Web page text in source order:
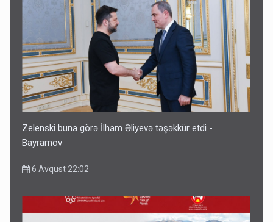
Zelenski buna görə İlham Əliyevə təşəkkür etdi -
Bayramov
6 Avqust 22:02